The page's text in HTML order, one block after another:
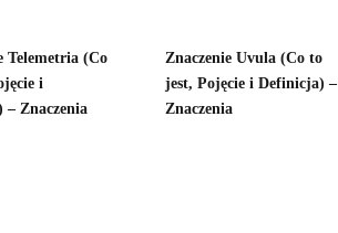
Telemetria (Co
i
– Znaczenia
Znaczenie Uvula (Co to
jest, Pojęcie i Definicja) –
Znaczenia